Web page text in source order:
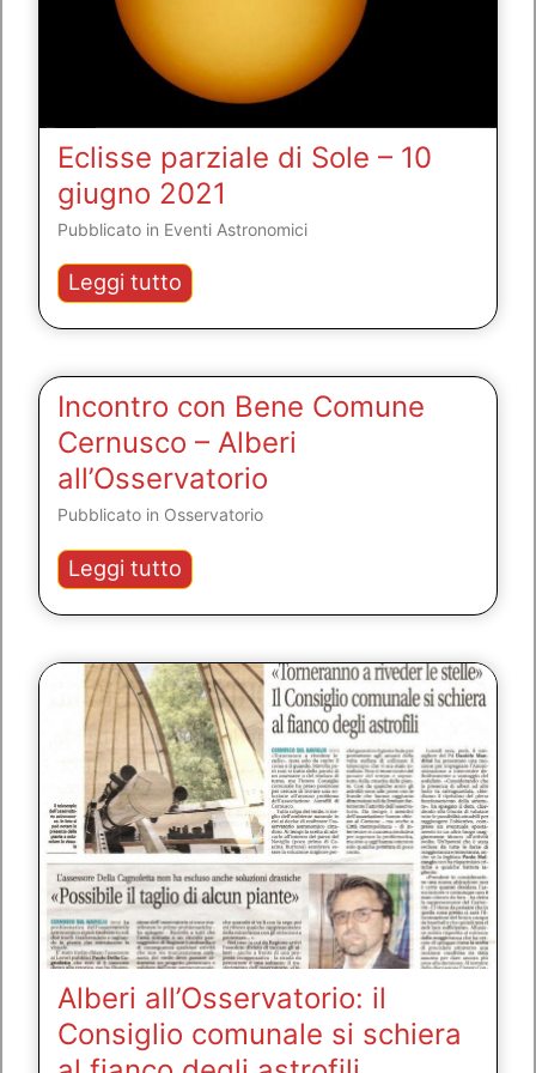
Eclisse parziale di Sole – 10
giugno 2021
Pubblicato in Eventi Astronomici
Leggi tutto Eclisse
parziale
Sole
–
giugno
2021
Incontro con Bene Comune
Cernusco – Alberi
all’Osservatorio
Pubblicato in Osservatorio
Leggi tutto Incontro
con
Comune
Cernusco
–
Alberi
all’Osservatorio
Alberi all’Osservatorio: il
Consiglio comunale si schiera